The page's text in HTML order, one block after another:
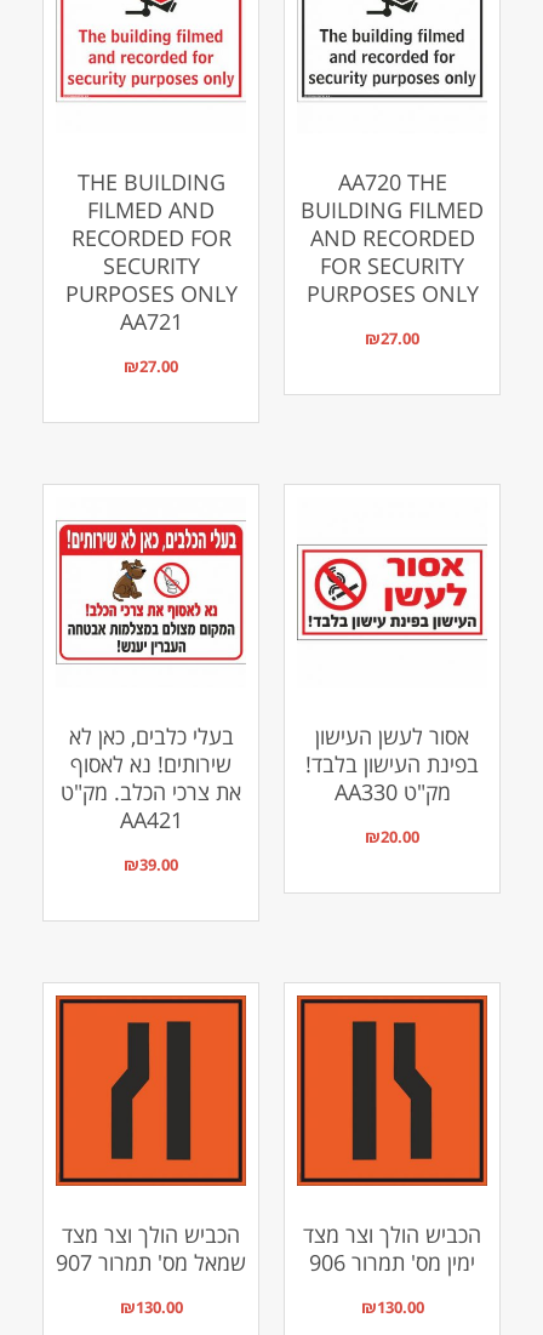
AA720 THE
BUILDING FILMED
AND RECORDED
FOR SECURITY
PURPOSES ONLY
₪27.00
THE BUILDING
FILMED AND
RECORDED FOR
SECURITY
PURPOSES ONLY
AA721
₪27.00
אסור לעשן העישון
בפינת העישון בלבד!
מק"ט AA330
₪20.00
בעלי כלבים, כאן לא
שירותים! נא לאסוף
את צרכי הכלב. מק"ט
AA421
₪39.00
הכביש הולך וצר מצד
ימין מס' תמרור 906
₪130.00
הכביש הולך וצר מצד
שמאל מס' תמרור 907
₪130.00